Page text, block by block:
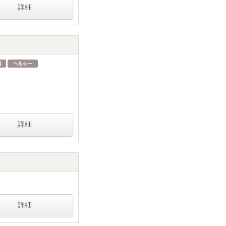
詳細
詳細
詳細